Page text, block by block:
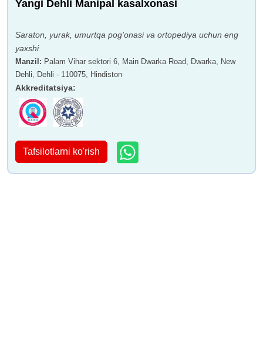
Yangi Dehli Manipal kasalxonasi
Saraton, yurak, umurtqa pog'onasi va ortopediya uchun eng
yaxshi
Manzil : Palam Vihar sektori 6, Main Dwarka Road, Dwarka, New
Dehli, Dehli - 110075, Hindiston
Akkreditatsiya:
Tafsilotlarni ko'rish